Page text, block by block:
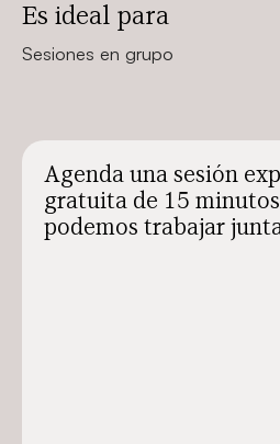
Es ideal para
Sesiones en grupo
Agenda una sesión
gratuita de 15
podemos trabajar